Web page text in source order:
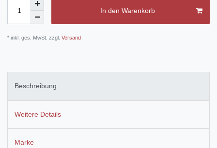
In den Warenkorb
* inkl. ges. MwSt. zzgl. Versand
Beschreibung
Weitere Details
Marke